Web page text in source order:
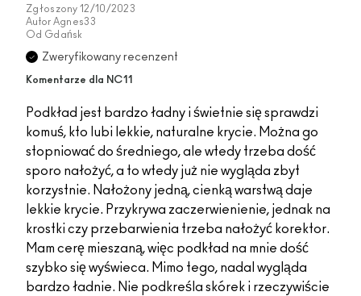
Zgłoszony 12/10/2023
Autor Agnes33
Od Gdańsk
Zweryfikowany recenzent
Komentarze dla NC11
Podkład jest bardzo ładny i świetnie się sprawdzi
komuś, kto lubi lekkie, naturalne krycie. Można go
stopniować do średniego, ale wtedy trzeba dość
sporo nałożyć, a to wtedy już nie wygląda zbyt
korzystnie. Nałożony jedną, cienką warstwą daje
lekkie krycie. Przykrywa zaczerwienienie, jednak na
krostki czy przebarwienia trzeba nałożyć korektor.
Mam cerę mieszaną, więc podkład na mnie dość
szybko się wyświeca. Mimo tego, nadal wygląda
bardzo ładnie. Nie podkreśla skórek i rzeczywiście